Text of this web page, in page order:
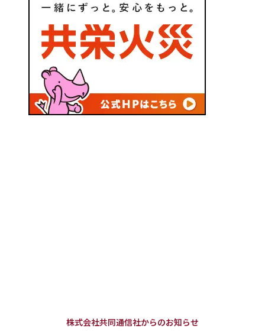
株式会社共同通信社からのお知らせ